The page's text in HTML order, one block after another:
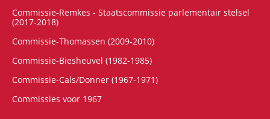
Commissie-Remkes - Staatscommissie parlementair stelsel
(2017-2018)
Commissie-Thomassen (2009-2010)
Commissie-Biesheuvel (1982-1985)
Commissie-Cals/Donner (1967-1971)
Commissies voor 1967